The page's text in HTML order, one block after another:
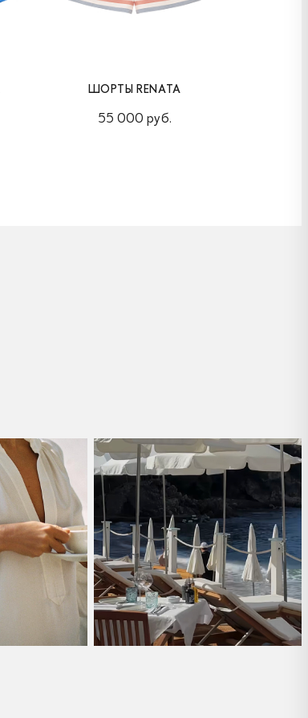
ШОРТЫ RENATA
55 000 руб.